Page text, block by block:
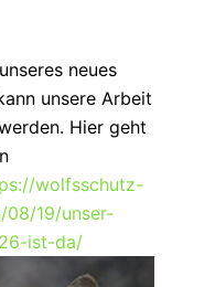
neues
unsere Arbeit
Hier geht
wolfsschutz-
19/unser-
ist-da/